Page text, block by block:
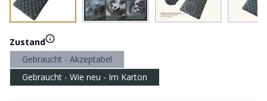
Zustand
Gebraucht - Akzeptabel
Gebraucht - Wie neu - Im Karton